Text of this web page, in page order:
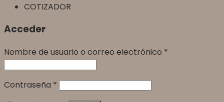
COTIZADOR
Acceder
Nombre de usuario o correo electrónico *
Contraseña *